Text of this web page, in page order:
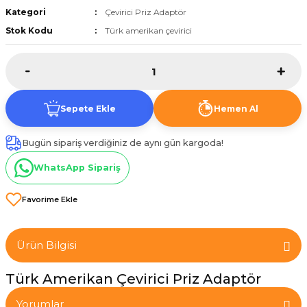
Kategori
Çevirici Priz Adaptör
Stok Kodu
Türk amerikan çevirici
Sepete Ekle Hemen Al
Bugün sipariş verdiğiniz de aynı gün kargoda!
WhatsApp Sipariş
Ürün Bilgisi
Türk Amerikan Çevirici Priz Adaptör
Yorumlar